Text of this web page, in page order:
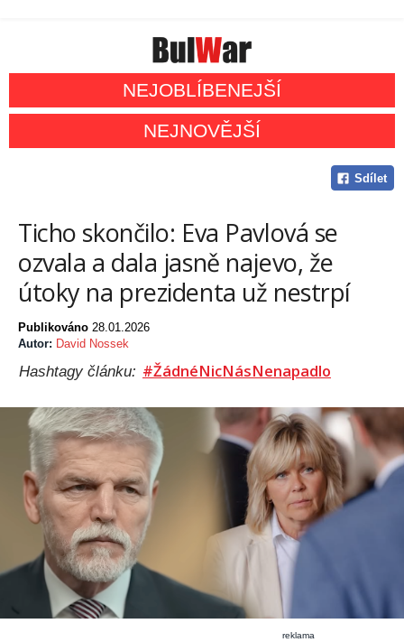
NEJOBLÍBENEJŠÍ
NEJNOVĚJŠÍ
Sdílet
Ticho skončilo: Eva Pavlová se
ozvala a dala jasně najevo, že
útoky na prezidenta už nestrpí
Publikováno 28.01.2026
Autor: David Nossek
Hashtagy článku: #ŽádnéNicNásNenapadlo
reklama